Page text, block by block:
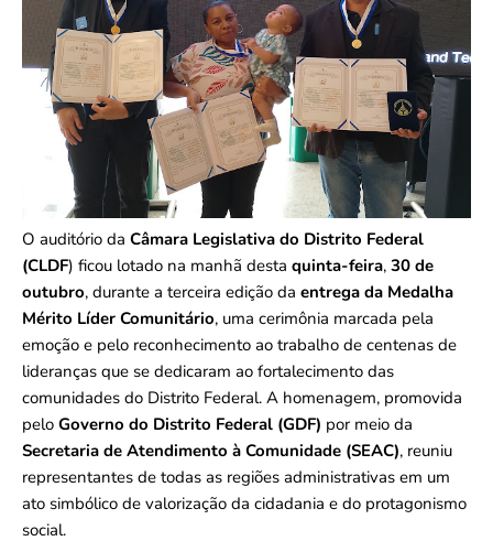
O auditório da Câmara Legislativa do Distrito Federal
(CLDF) ficou lotado na manhã desta quinta-feira, 30 de
outubro, durante a terceira edição da entrega da Medalha
Mérito Líder Comunitário, uma cerimônia marcada pela
emoção e pelo reconhecimento ao trabalho de centenas de
lideranças que se dedicaram ao fortalecimento das
comunidades do Distrito Federal. A homenagem, promovida
pelo Governo do Distrito Federal (GDF) por meio da
Secretaria de Atendimento à Comunidade (SEAC), reuniu
representantes de todas as regiões administrativas em um
ato simbólico de valorização da cidadania e do protagonismo
social.